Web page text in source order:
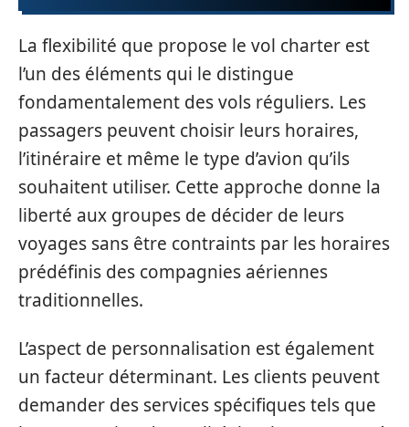
La flexibilité que propose le vol charter est
l’un des éléments qui le distingue
fondamentalement des vols réguliers. Les
passagers peuvent choisir leurs horaires,
l’itinéraire et même le type d’avion qu’ils
souhaitent utiliser. Cette approche donne la
liberté aux groupes de décider de leurs
voyages sans être contraints par les horaires
prédéfinis des compagnies aériennes
traditionnelles.
L’aspect de personnalisation est également
un facteur déterminant. Les clients peuvent
demander des services spécifiques tels que